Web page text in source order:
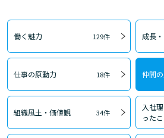
働く魅力 129件 成長
仕事の原動力 18件 仲間
組織風土・価値観 34件
入社
った